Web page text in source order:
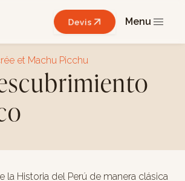
Devis Menu
et Machu Picchu
la Historia del Perú de manera clásica